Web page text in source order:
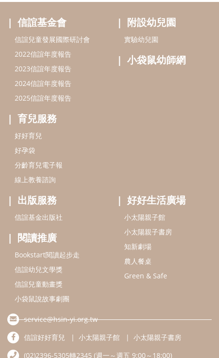
信誼基金會
信誼兒童發展國際研討會
2022信誼年度報告
2023信誼年度報告
2024信誼年度報告
2025信誼年度報告
育兒服務
好好育兒
好孕袋
分齡育兒電子報
線上教養諮詢
附設幼兒園
實驗幼兒園
小袋鼠幼師網
出版服務
信誼基金出版社
閱讀推廣
Bookstart閱讀起步走
信誼幼兒文學獎
信誼兒童動畫獎
小袋鼠說故事劇團
好好生活廣場
小太陽親子館
小太陽親子書房
知新劇場
農人餐桌
Green & Safe
service@hsin-yi.org.tw
信誼好好育兒
小太陽親子館
小太陽親子書房
(02)2396-5305轉2345 (週一～週五 9:00～18:00)